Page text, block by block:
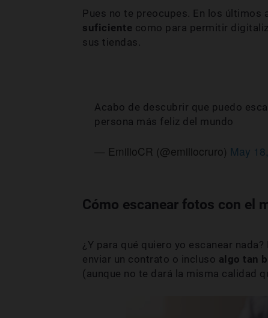
Pues no te preocupes. En los últimos
suficiente como para permitir
sus tiendas.
Acabo de descubrir que puedo
persona más feliz del mundo
— EmilioCR (@emiliocruro) May
Cómo escanear fotos con el
¿Y para qué quiero yo escanear
enviar un contrato o incluso algo tan
(aunque no te dará la misma calidad